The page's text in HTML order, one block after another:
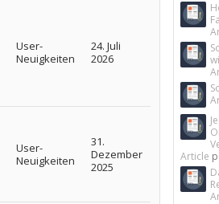
User-
Neuigkeiten
24. Juli
2026
User-
Neuigkeiten
31.
Dezember
2025
Article